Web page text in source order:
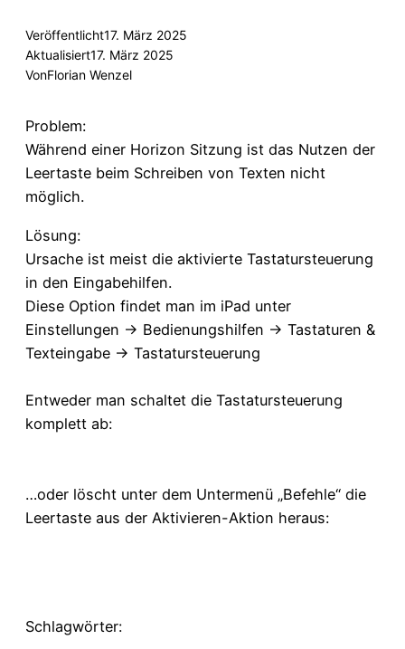
Veröffentlicht17. März 2025
Aktualisiert17. März 2025
VonFlorian Wenzel
Problem:
Während einer Horizon Sitzung ist das Nutzen der
Leertaste beim Schreiben von Texten nicht
möglich.
Lösung:
Ursache ist meist die aktivierte Tastatursteuerung
in den Eingabehilfen.
Diese Option findet man im iPad unter
Einstellungen -> Bedienungshilfen -> Tastaturen &
Texteingabe -> Tastatursteuerung
Entweder man schaltet die Tastatursteuerung
komplett ab:
…oder löscht unter dem Untermenü „Befehle“ die
Leertaste aus der Aktivieren-Aktion heraus:
Schlagwörter: